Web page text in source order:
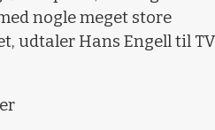
nogle meget store
udtaler Hans Engell til TV